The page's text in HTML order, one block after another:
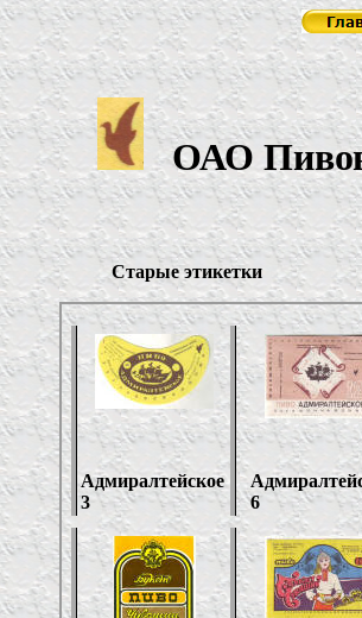
ОАО
Старые